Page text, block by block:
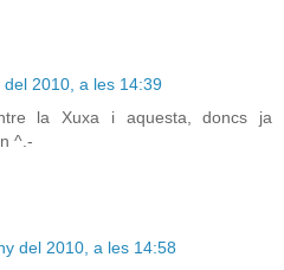
del 2010, a les 14:39
la Xuxa i aquesta, doncs ja
^.-
del 2010, a les 14:58